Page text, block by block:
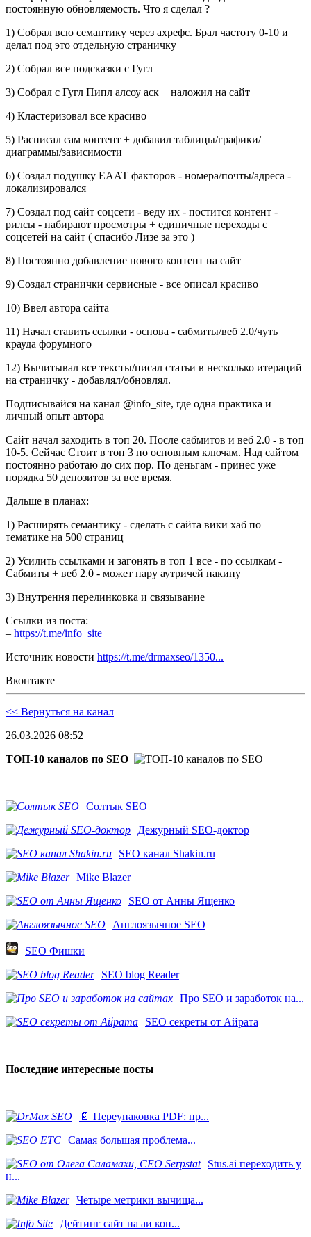
постоянную обновляемость. Что я сделал ?
1) Собрал всю семантику через ахрефс. Брал частоту 0-10 и
делал под это отдельную страничку
2) Собрал все подсказки с Гугл
3) Собрал с Гугл Пипл алсоу аск + наложил на сайт
4) Кластеризовал все красиво
5) Расписал сам контент + добавил таблицы/графики/
диаграммы/зависимости
6) Создал подушку ЕААТ факторов - номера/почты/адреса -
локализировался
7) Создал под сайт соцсети - веду их - постится контент -
рилсы - набирают просмотры + единичные переходы с
соцсетей на сайт ( спасибо Лизе за это )
8) Постоянно добавление нового контент на сайт
9) Создал странички сервисные - все описал красиво
10) Ввел автора сайта
11) Начал ставить ссылки - основа - сабмиты/веб 2.0/чуть
крауда форумного
12) Вычитывал все тексты/писал статьи в несколько итераций
на страничку - добавлял/обновлял.
Подписывайся на канал @info_site, где одна практика и
личный опыт автора
Сайт начал заходить в топ 20. После сабмитов и веб 2.0 - в топ
10-5. Сейчас Стоит в топ 3 по основным ключам. Над сайтом
постоянно работаю до сих пор. По деньгам - принес уже
порядка 50 депозитов за все время.
Дальше в планах:
1) Расширять семантику - сделать с сайта вики хаб по
тематике на 500 страниц
2) Усилить ссылками и загонять в топ 1 все - по ссылкам -
Сабмиты + веб 2.0 - может пару аутричей накину
3) Внутрення перелинковка и связывание
Ссылки из поста:
– https://t.me/info_site
Источник новости https://t.me/drmaxseo/1350...
Вконтакте
<< Вернуться на канал
26.03.2026 08:52
ТОП-10 каналов по SEO
Солтык SEO
Дежурный SEO-доктор
SEO канал Shakin.ru
Mike Blazer
SEO от Анны Ященко
Англоязычное SEO
SEO Фишки
SEO blog Reader
Про SEO и заработок на...
SEO секреты от Айрата
Последние интересные посты
📄 Переупаковка PDF: пр...
Самая большая проблема...
Stus.ai переходить у
н...
​Четыре метрики вычища...
Дейтинг сайт на аи кон...